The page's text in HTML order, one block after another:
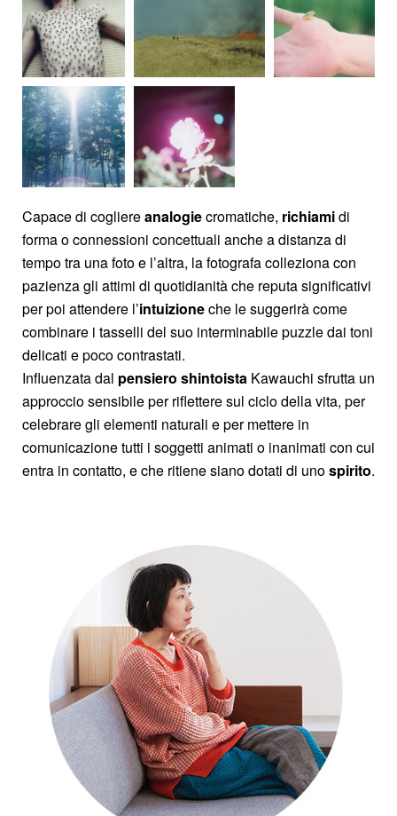
Capace di cogliereanalogiecromatiche, richiamidi
forma o connessioni concettuali anche a distanza di
tempo tra una foto e l’altra, la fotografa colleziona con
pazienza gli attimi di quotidianità che reputa significativi
per poi attendere l’intuizioneche le suggerirà come
combinare i tasselli del suo interminabile puzzle dai toni
delicati e poco contrastati.
Influenzata dal pensiero shintoista Kawauchi sfrutta un
approccio sensibile per riflettere sul ciclo della vita, per
celebrare gli elementi naturali e per mettere in
comunicazione tutti i soggetti animati o inanimati con cui
entra in contatto, e che ritiene siano dotati di unospirito.